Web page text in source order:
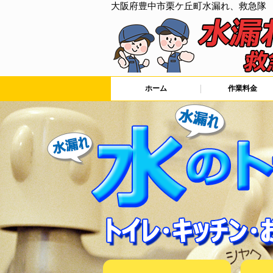
大阪府豊中市栗ケ丘町水漏れ、救急隊
ホーム 作業料金